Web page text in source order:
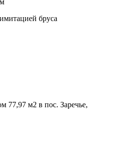
бруса
77,97 м2 в пос. Заречье,